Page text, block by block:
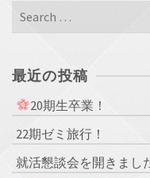
Search
最近の投稿
20期生卒業！
22期ゼミ旅行！
就活懇談会を開きまし